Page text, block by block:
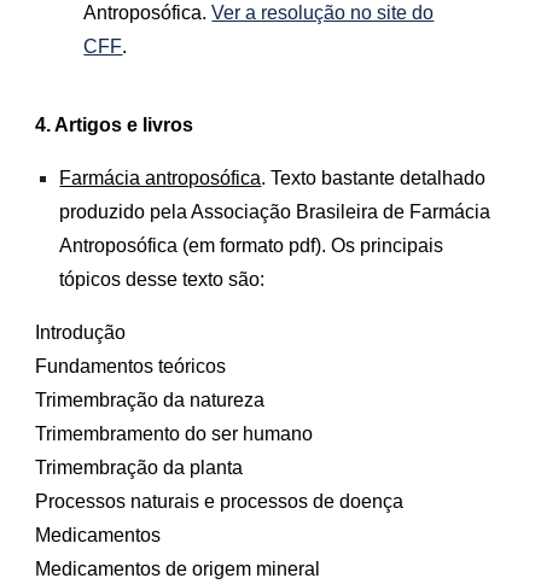
Antroposófica. Ver a resolução no site do
CFF.
4. Artigos e livros
Farmácia antroposófica. Texto bastante detalhado
produzido pela Associação Brasileira de Farmácia
Antroposófica (em formato pdf). Os principais
tópicos desse texto são:
Introdução
Fundamentos teóricos
Trimembração da natureza
Trimembramento do ser humano
Trimembração da planta
Processos naturais e processos de doença
Medicamentos
Medicamentos de origem mineral